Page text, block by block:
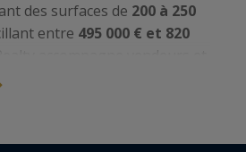
des surfaces de 200 à 250
entre 495 000 € et 820
projets immobiliers haut de